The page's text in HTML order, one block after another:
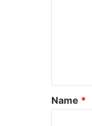
*
Name *